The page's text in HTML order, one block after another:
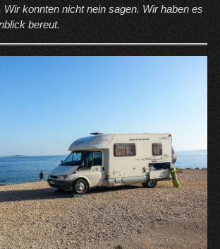
Wir konnten nicht nein sagen. Wir haben es
bereut.